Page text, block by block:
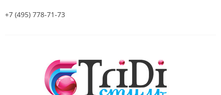
+7 (495) 778-71-73